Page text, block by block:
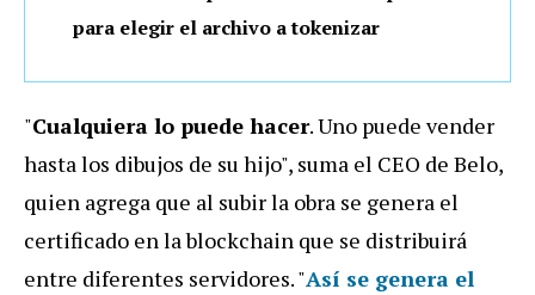
para elegir el archivo a tokenizar
"Cualquiera lo puede hacer. Uno puede vender
hasta los dibujos de su hijo", suma el CEO de Belo,
quien agrega que al subir la obra se genera el
certificado en la blockchain que se distribuirá
entre diferentes servidores. "Así se genera el